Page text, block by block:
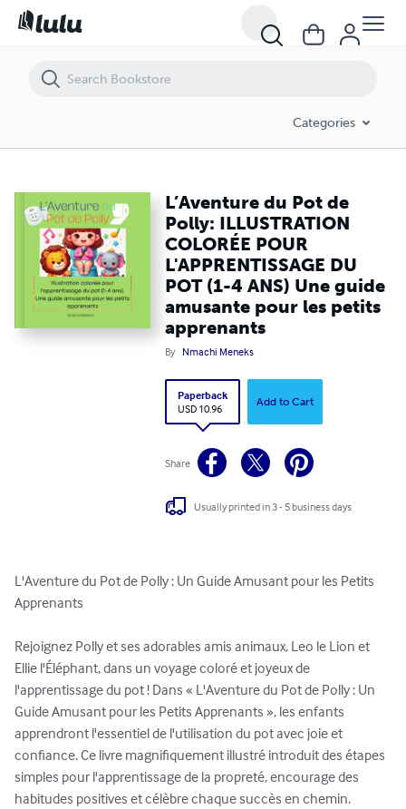
Categories
L’Aventure du Pot de
Polly: ILLUSTRATION
COLORÉE POUR
L'APPRENTISSAGE DU
POT (1-4 ANS) Une guide
amusante pour les petits
apprenants
By Nmachi Meneks
Paperback
USD 10.96
Add to Cart
Share
Usually printed in 3 - 5 business days
L'Aventure du Pot de Polly : Un Guide Amusant pour les Petits
Apprenants
Rejoignez Polly et ses adorables amis animaux, Leo le Lion et
Ellie l'Éléphant, dans un voyage coloré et joyeux de
l'apprentissage du pot ! Dans « L'Aventure du Pot de Polly : Un
Guide Amusant pour les Petits Apprenants », les enfants
apprendront l'essentiel de l'utilisation du pot avec joie et
confiance. Ce livre magnifiquement illustré introduit des étapes
simples pour l'apprentissage de la propreté, encourage des
habitudes positives et célèbre chaque succès en chemin.
L’Aventure du Pot de Polly: ILLUSTRATION COLORÉE POUR